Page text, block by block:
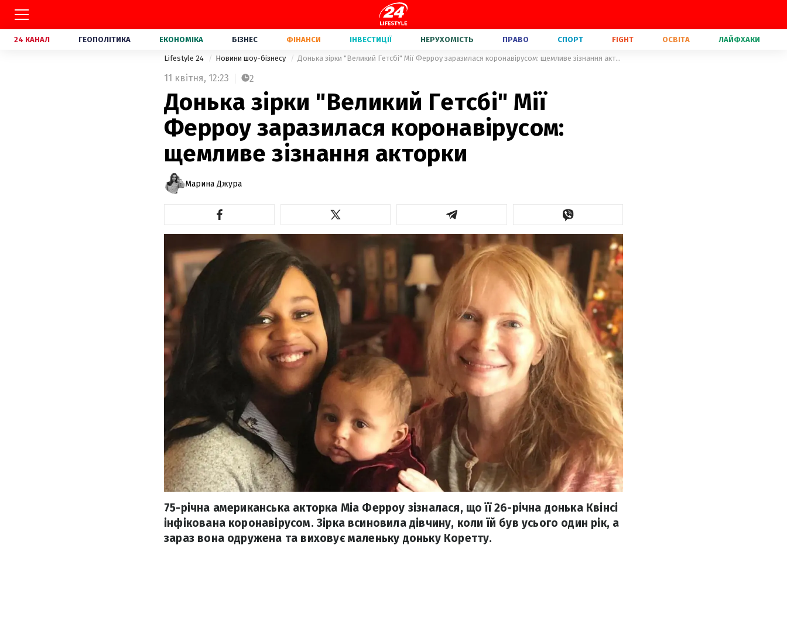
24 КАНАЛ ГЕОПОЛІТИКА ЕКОНОМІКА БІЗНЕС ФІНАНСИ ІНВЕСТИЦІЇ НЕРУХОМІСТЬ ПРАВО СПОРТ FIGHT ОСВІТА ЛАЙФХАКИ
Lifestyle 24 Новини шоу-бізнесу Донька зірки "Великий Гетсбі" Мії Ферроу заразилася коронавірусом: щемливе зізнання акторки
11 квітня, 12:23 2
Донька зірки "Великий Гетсбі" Мії
Ферроу заразилася коронавірусом:
щемливе зізнання акторки
Марина Джура
75-річна американська акторка Міа Ферроу зізналася, що її 26-річна донька Квінсі
інфікована коронавірусом. Зірка всиновила дівчину, коли їй був усього один рік, а
зараз вона одружена та виховує маленьку доньку Коретту.